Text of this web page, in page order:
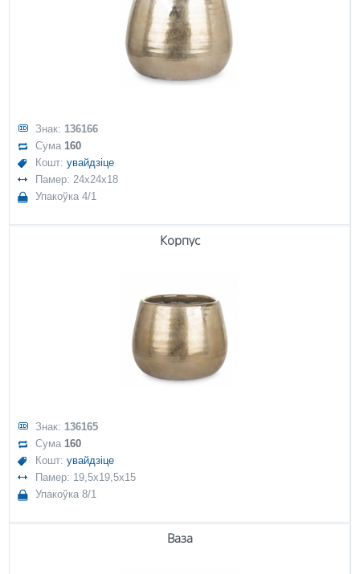
Знак: 136166
Сума160
Кошт:увайдзіце
Памер: 24x24x18
Упакоўка 4/1
Корпус
Знак: 136165
Сума160
Кошт:увайдзіце
Памер: 19,5x19,5x15
Упакоўка 8/1
Ваза